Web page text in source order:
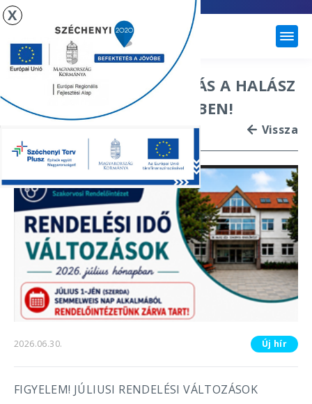
ÚJHARTYÁN
RENDELÉSI IDŐ VÁLTOZÁS A HALÁSZ
GÉZA RENDELŐINTÉZETBEN!
Vissza
2026.06.30. Új hír
FIGYELEM! JÚLIUSI RENDELÉSI VÁLTOZÁSOK
X